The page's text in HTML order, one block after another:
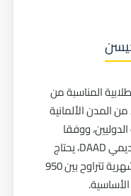
المناسبة من
المدن الألمانية
ووفقا
لتقديرات الهيئة الألمانية للتبادل الأكاديمي DAAD، يحتاج
الطالب الدولي في ألمانيا إلى ميزانية شهرية تتراوح بين 950